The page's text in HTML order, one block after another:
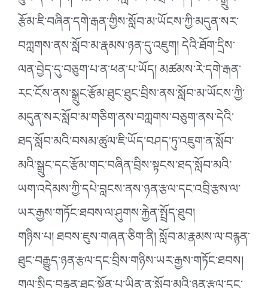
རྩོམ་ཇི་བཞིན་དགེ་རྒན་གྱིས་སློབ་མ་ཡོངས་ཀྱི་མདུན་སར་
བཀླགས་ནས་སློབ་མ་རྣམས་ཉན་དུ་འཇུག། དེའི་ཐོག་དྲིས་
ལན་བྱེད་དུ་བཅུག་པ་ན་ཕན་པ་ཡོད། མཚམས་རེ་དགེ་རྒན་
རང་ངོས་ནས་སྒྲུང་རྩོམ་ཐུང་ཐུང་བྲིས་ནས་སློབ་མ་ཡོངས་ཀྱི་
མདུན་སར་སློབ་མ་གཅིག་ནས་བཀླགས་བཅུག་ནས་དེའི་
ཐད་སློབ་མའི་བསམ་ཚུལ་ཇི་ཡོད་བཤད་ཏུ་འཇུག་ན་སློབ་
མའི་སྒྲུང་དང་རྩོམ་གང་བཞིན་བྲིས་སྟངས་ཐད་སློབ་མའི་
ཡག་འདེམས་ཀྱི་དཔེ་བླངས་ནས་ཉན་རྩལ་དང་འབྲི་རྩས་ལ་
ཡར་རྒྱས་གཏོང་ཐབས་ལ་ཤུགས་རྐྱེན་སྤྲོད་ཐུབ།
གཉིས་པ། ཐབས་ཇུས་གཞན་ཅིག་ནི། སློབ་མ་རྣམས་ལ་བརྙན་
ཐུང་བརྒྱུད་ཉན་རྩལ་དང་བྲིས་གཉིས་ཡར་རྒྱས་གཏོང་ཐབས།